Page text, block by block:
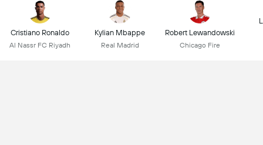
Cristiano Ronaldo
Al Nassr FC Riyadh
Kylian Mbappe
Real Madrid
Robert Lewandowski
Chicago Fire